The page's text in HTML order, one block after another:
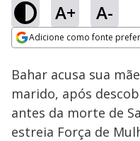
A+ A-
Adicione como fonte
Ativar
Bahar acusa sua
marido, após
antes da morte de
estreia Força de